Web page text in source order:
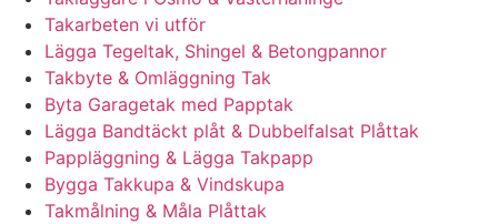
Takarbeten vi utför
Lägga Tegeltak, Shingel & Betongpannor
Takbyte & Omläggning Tak
Byta Garagetak med Papptak
Lägga Bandtäckt plåt & Dubbelfalsat Plåttak
Pappläggning & Lägga Takpapp
Bygga Takkupa & Vindskupa
Takmålning & Måla Plåttak